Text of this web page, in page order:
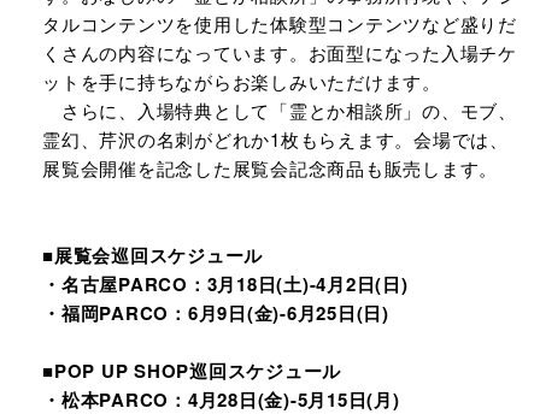
タルコンテンツを使用した体験型コンテンツなど盛りだ
くさんの内容になっています。お面型になった入場チケ
ットを手に持ちながらお楽しみいただけます。
さらに、入場特典として「霊とか相談所」の、モブ、
霊幻、芹沢の名刺がどれか1枚もらえます。会場では、
展覧会開催を記念した展覧会記念商品も販売します。
■展覧会巡回スケジュール
・名古屋PARCO：3月18日(土)-4月2日(日)
・福岡PARCO：6月9日(金)-6月25日(日)
■POP UP SHOP巡回スケジュール
・松本PARCO：4月28日(金)-5月15日(月)